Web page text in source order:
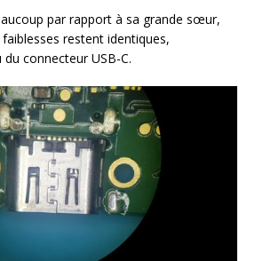
par rapport à sa grande sœur,
restent identiques,
connecteur USB-C.